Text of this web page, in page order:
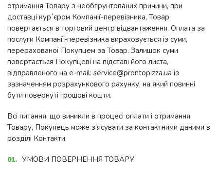
отримання Товару з необґрунтованих причини, при
доставці кур´єром Компанії-перевізника, Товар
повертається в торговий центр відвантаження. Оплата за
послуги Компанії-перевізника вираховується із суми,
перерахованої Покупцем за Товар. Залишок суми
повертається Покупцеві на підставі його листа,
відправленого на e-mail: service@prontopizza.ua із
зазначенням розрахункового рахунку, на який повинні
бути повернуті грошові кошти.
Всі питання, що виникли в процесі оплати і отримання
Товару, Покупець може з’ясувати за контактними даними в
розділі Контакти.
УМОВИ ПОВЕРНЕННЯ ТОВАРУ